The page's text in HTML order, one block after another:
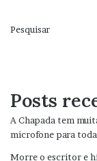
Pesquisar
Posts
A Chapada tem
microfone para
Morre o escritor e